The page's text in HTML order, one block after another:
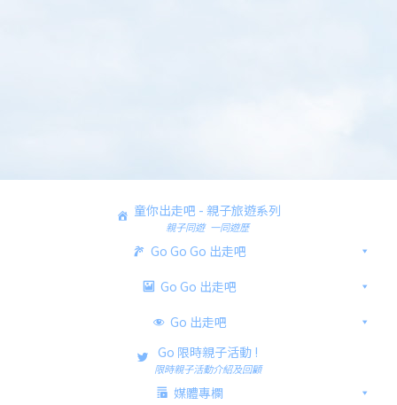
童你出走吧 - 親子旅遊系列
親子同遊 一同遊歷
Go Go Go 出走吧
Go Go 出走吧
Go 出走吧
Go 限時親子活動 !
限時親子活動介紹及回顧
媒體專欄